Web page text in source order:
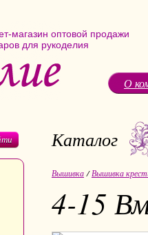
магазин оптовой продажи
для рукоделия
О
Каталог
Вышивка /Вышивка
4-15